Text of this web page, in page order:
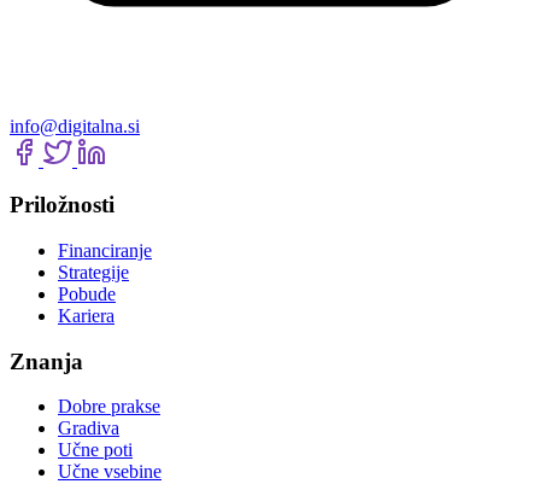
info@digitalna.si
Priložnosti
Financiranje
Strategije
Pobude
Kariera
Znanja
Dobre prakse
Gradiva
Učne poti
Učne vsebine